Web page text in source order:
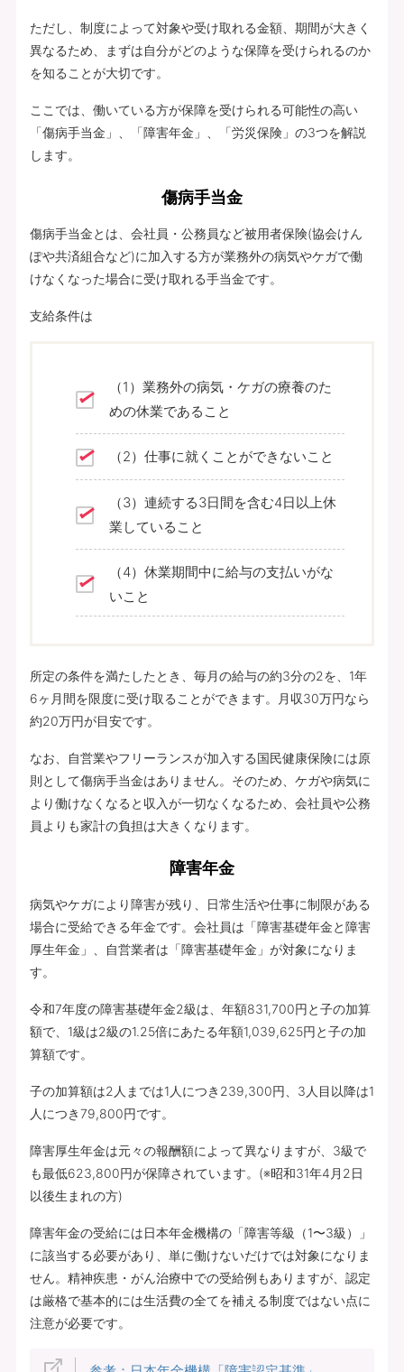
ただし、制度によって対象や受け取れる金額、期間が大きく
異なるため、まずは自分がどのような保障を受けられるのか
を知ることが大切です。
ここでは、働いている方が保障を受けられる可能性の高い
「傷病手当金」、「障害年金」、「労災保険」の3つを解説
します。
傷病手当金
傷病手当金とは、会社員・公務員など被用者保険(協会けん
ぽや共済組合など)に加入する方が業務外の病気やケガで働
けなくなった場合に受け取れる手当金です。
支給条件は
（1）業務外の病気・ケガの療養のた
めの休業であること
（2）仕事に就くことができないこと
（3）連続する3日間を含む4日以上休
業していること
（4）休業期間中に給与の支払いがな
いこと
所定の条件を満たしたとき、毎月の給与の約3分の2を、1年
6ヶ月間を限度に受け取ることができます。月収30万円なら
約20万円が目安です。
なお、自営業やフリーランスが加入する国民健康保険には原
則として傷病手当金はありません。そのため、ケガや病気に
より働けなくなると収入が一切なくなるため、会社員や公務
員よりも家計の負担は大きくなります。
障害年金
病気やケガにより障害が残り、日常生活や仕事に制限がある
場合に受給できる年金です。会社員は「障害基礎年金と障害
厚生年金」、自営業者は「障害基礎年金」が対象になりま
す。
令和7年度の障害基礎年金2級は、年額831,700円と子の加算
額で、1級は2級の1.25倍にあたる年額1,039,625円と子の加
算額です。
子の加算額は2人までは1人につき239,300円、3人目以降は1
人につき79,800円です。
障害厚生年金は元々の報酬額によって異なりますが、3級で
も最低623,800円が保障されています。(※昭和31年4月2日
以後生まれの方)
障害年金の受給には日本年金機構の「障害等級（1〜3級）」
に該当する必要があり、単に働けないだけでは対象になりま
せん。精神疾患・がん治療中での受給例もありますが、認定
は厳格で基本的には生活費の全てを補える制度ではない点に
注意が必要です。